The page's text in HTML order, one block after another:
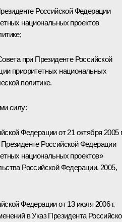
Российской Федерации
национальных проектов
при Президенте Российской
приоритетных национальных
политике.
силу:
Федерации от 21 октября 2005
Российской Федерации
национальных проектов»
Российской Федерации, 2005,
Федерации от 13 июля 2006 г.
в Указ Президента